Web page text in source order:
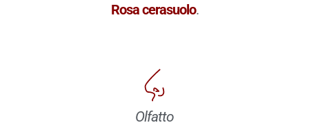
Rosa cerasuolo.
Olfatto